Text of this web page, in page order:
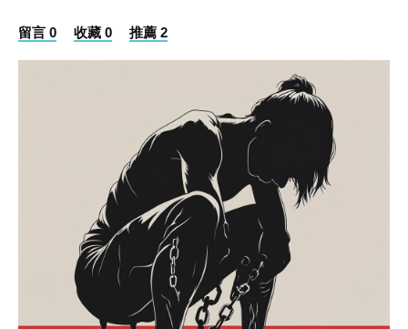
留言 0 收藏 0 推薦 2